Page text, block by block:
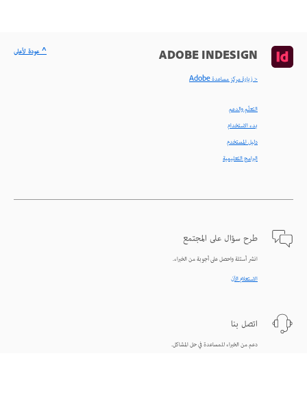
ADOBE INDESIGN
< زيارة مركز مساعدة Adobe
التعلّم والدعم
بدء الاستخدام
دليل المستخدم
البرامج التعليمية
طرح سؤال على المجتمع
انشر أسئلة واحصل على أجوبة من الخبراء.
الاستعلام الآن
اتصل بنا
دعم من الخبراء للمساعدة في حل المشاكل.
^ عودة لأعلى